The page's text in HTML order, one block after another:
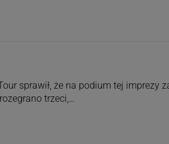
sprawił, że na podium tej imprezy
trzeci,…